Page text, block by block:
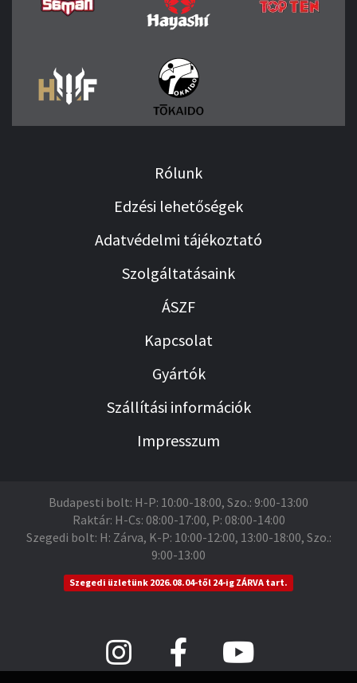
Rólunk
Edzési lehetőségek
Adatvédelmi tájékoztató
Szolgáltatásaink
ÁSZF
Kapcsolat
Gyártók
Szállítási információk
Impresszum
Budapesti bolt: H-P: 10:00-18:00, Szo.: 9:00-13:00
Raktár: H-Cs: 08:00-17:00, P: 08:00-14:00
Szegedi bolt: H: Zárva, K-P: 10:00-12:00, 13:00-18:00, Szo.:
9:00-13:00
Szegedi üzletünk 2026.08.04-től 24-ig ZÁRVA tart.